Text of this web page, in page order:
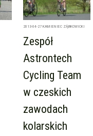
2013-04-27 KAMIENIEC ZĄBKOWICKI
Zespół
Astrontech
Cycling Team
w czeskich
zawodach
kolarskich